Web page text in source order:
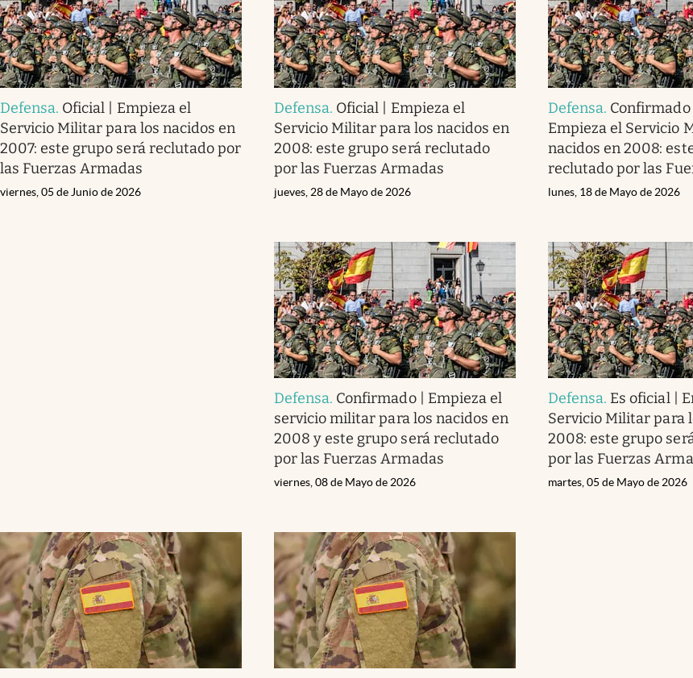
Defensa. Oficial | Empieza el
Servicio Militar para los nacidos en
2007: este grupo será reclutado por
las Fuerzas Armadas
viernes, 05 de Junio de 2026
Defensa. Oficial | Empieza el
Servicio Militar para los nacidos en
2008: este grupo será reclutado
por las Fuerzas Armadas
jueves, 28 de Mayo de 2026
Defensa. Confirmado
Empieza el Servicio
nacidos en 2008:
reclutado por las
lunes, 18 de Mayo de 2026
Defensa. Confirmado | Empieza el
servicio militar para los nacidos en
2008 y este grupo será reclutado
por las Fuerzas Armadas
viernes, 08 de Mayo de 2026
Defensa. Es oficial |
Servicio Militar para
2008: este grupo
por las Fuerzas
martes, 05 de Mayo de 2026